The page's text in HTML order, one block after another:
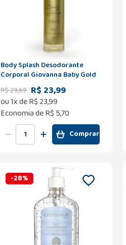
Body Splash Desodorante
Corporal Giovanna Baby Gold
260ml
R$29,69 R$ 23,99
ou1x deR$ 23,99
Economia deR$ 5,70
Comprar
-28%